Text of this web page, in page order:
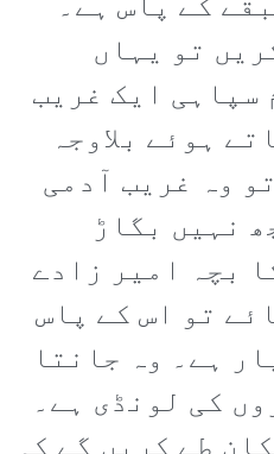
تو یہاں
سپاہی ایک غریب
ہوئے بلاوجہ
وہ غریب آدمی
نہیں بگاڑ
بچہ امیر زادے
تو اس کے پاس
ہے۔ وہ جانتا
کی لونڈی ہے۔